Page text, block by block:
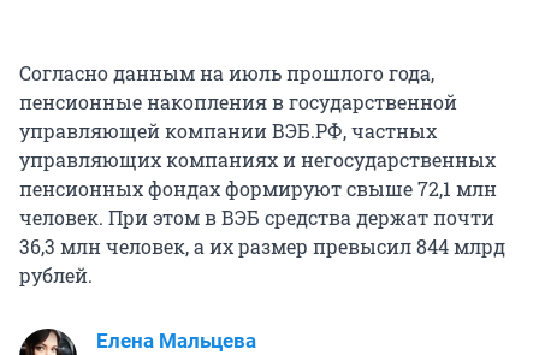
Согласно данным на июль прошлого года,
пенсионные накопления в государственной
управляющей компании ВЭБ.РФ, частных
управляющих компаниях и негосударственных
пенсионных фондах формируют свыше72,1 млн
человек. При этом в ВЭБ средства держат почти
36,3 млнчеловек, а их размер превысил844 млрд
рублей.
Елена Мальцева